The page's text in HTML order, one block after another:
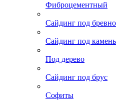
Фиброцементный
Сайдинг под бревно
Сайдинг под камень
Под дерево
Сайдинг под брус
Софиты